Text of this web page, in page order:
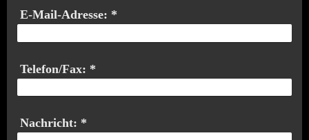
E-Mail-Adresse: *
Telefon/Fax: *
Nachricht: *